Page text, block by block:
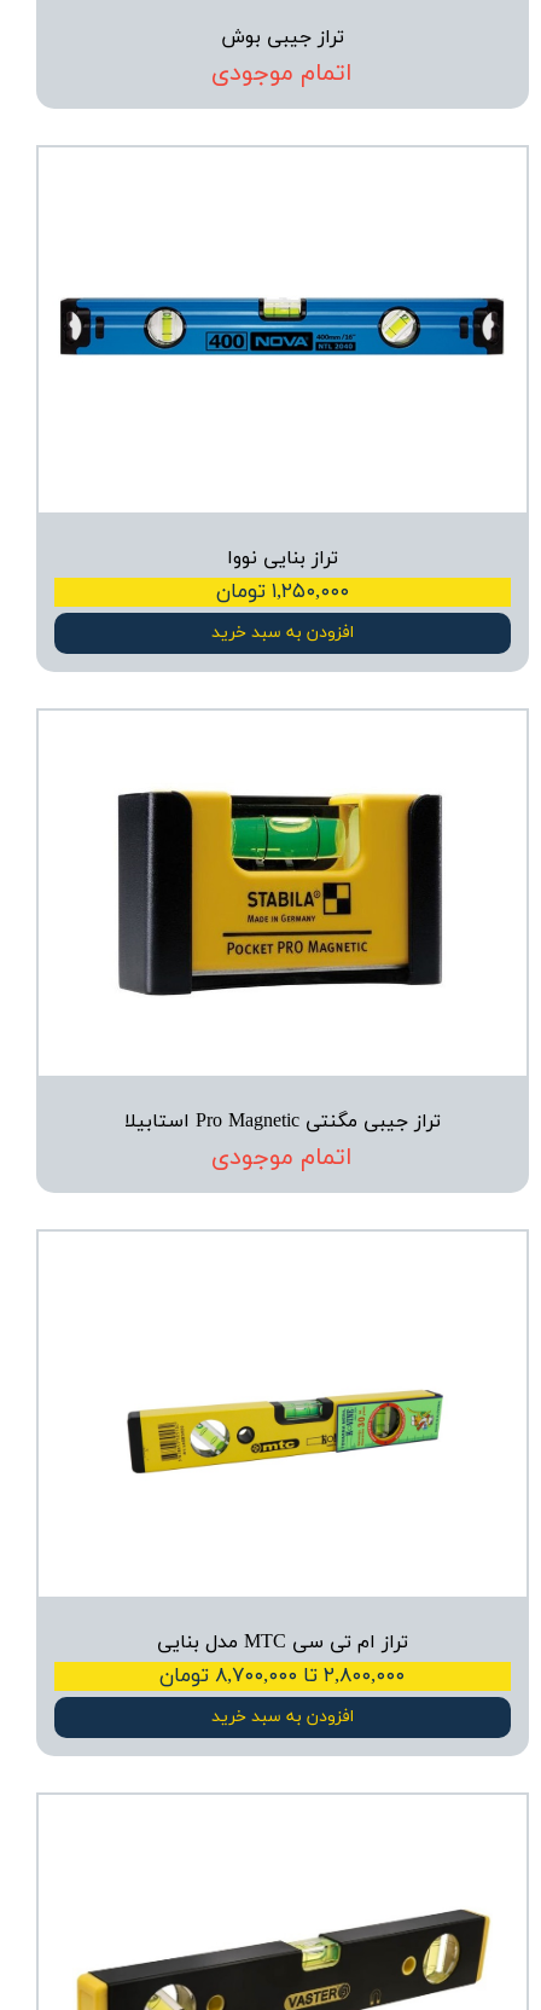
تراز جیبی بوش
اتمام موجودی
تراز بنایی نووا
۱,۲۵۰,۰۰۰ تومان
افزودن به سبد خرید
تراز جیبی مگنتی Pro Magnetic استابیلا
اتمام موجودی
تراز ام تی سی MTC مدل بنایی
۲,۸۰۰,۰۰۰ تا ۸,۷۰۰,۰۰۰ تومان
افزودن به سبد خرید